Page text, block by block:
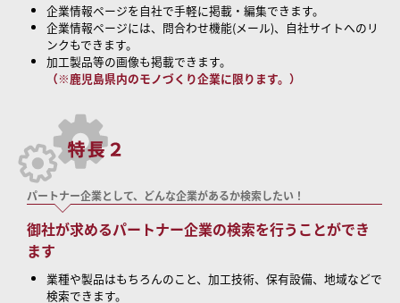
企業情報ページを自社で手軽に掲載・編集できます。
企業情報ページには、問合わせ機能(メール)、自社サイトへのリ
ンクもできます。
加工製品等の画像も掲載できます。
（※鹿児島県内のモノづくり企業に限ります。）
パートナー企業として、どんな企業があるか検索したい！
御社が求めるパートナー企業の検索を行うことができ
ます
業種や製品はもちろんのこと、加工技術、保有設備、地域などで
検索できます。